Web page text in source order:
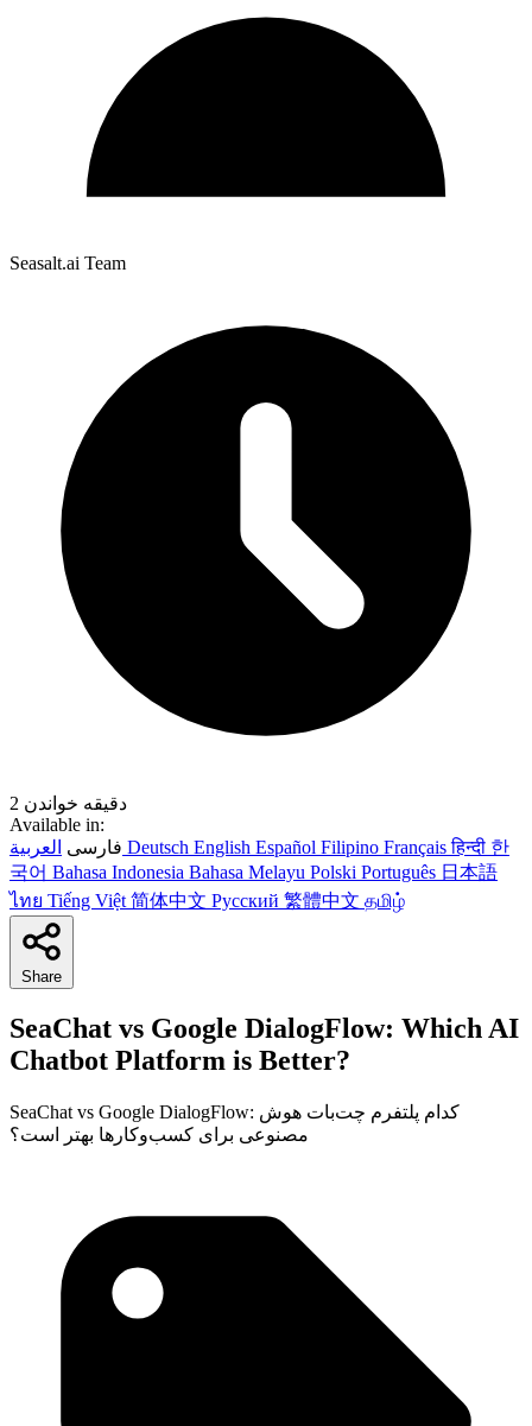
Seasalt.ai Team
2 دقیقه خواندن
Available in:
فارسی Deutsch English Español Filipino Françaisहिन्दी 한
국어 Bahasa Indonesia Bahasa Melayu Polski Português 日本語
ไทย Tiếng Việt 简体中文 Русский 繁體中文 தமிழ்
Share
SeaChat vs Google DialogFlow: Which AI
Chatbot Platform is Better?
SeaChat vs Google DialogFlow: کدام پلتفرم چت‌بات هوش
مصنوعی برای کسب‌وکارها بهتر است؟